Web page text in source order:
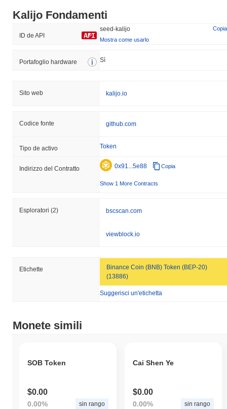
Kalijo Fondamenti
ID de API
seed-kalijo
Copia
Mostra come usarlo
Portafoglio hardware Sì
Sito web kalijo.io
Codice fonte github.com
Tipo de activo Token
Indirizzo del Contratto 0x91...5e88 Copia
Show 1 More Contracts
Esploratori (2) bscscan.com
viewblock.io
Etichette
Binance Coin (BNB) Token (BEP-20)
(13886)
Suggerisci un'etichetta
Monete simili
SOB Token
$0.00
0.00% sin rango
Cai Shen Ye
$0.00
0.00% sin rango